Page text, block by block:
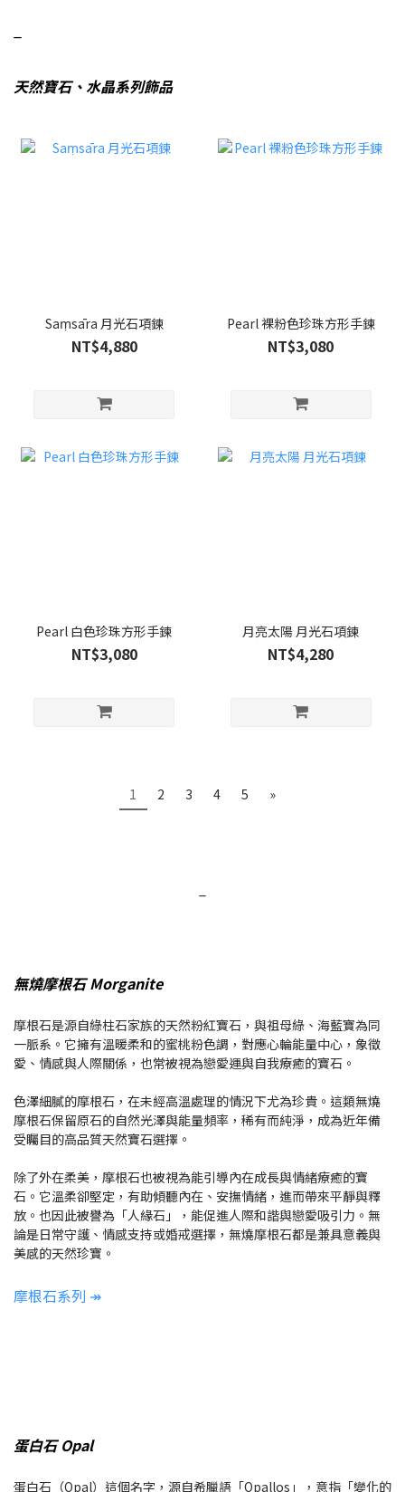
天然寶石、水晶系列飾品
Saṃsāra 月光石項鍊
NT$4,880
Pearl 裸粉色珍珠方形手鍊
NT$3,080
Pearl 白色珍珠方形手鍊
NT$3,080
月亮太陽 月光石項鍊
NT$4,280
1 2 3 4 5 »
無燒摩根石 Morganite
摩根石是源自綠柱石家族的天然粉紅寶石，與祖母綠、海藍寶為同
一脈系。它擁有溫暖柔和的蜜桃粉色調，對應心輪能量中心，象徵
愛、情感與人際關係，也常被視為戀愛運與自我療癒的寶石。
色澤細膩的摩根石，在未經高溫處理的情況下尤為珍貴。這類無燒
摩根石保留原石的自然光澤與能量頻率，稀有而純淨，成為近年備
受矚目的高品質天然寶石選擇。
除了外在柔美，摩根石也被視為能引導內在成長與情緒療癒的寶
石。它溫柔卻堅定，有助傾聽內在、安撫情緒，進而帶來平靜與釋
放。也因此被譽為「人緣石」，能促進人際和諧與戀愛吸引力。無
論是日常守護、情感支持或婚戒選擇，無燒摩根石都是兼具意義與
美感的天然珍寶。
摩根石系列 ↠
蛋白石 Opal
蛋白石（Opal）這個名字，源自希臘語「Opallos」，意指「變化的